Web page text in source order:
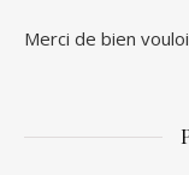
Merci de bien